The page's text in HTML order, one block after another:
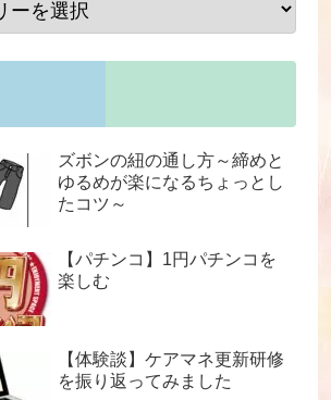
ズボンの紐の通し方～締めと
ゆるめが楽になるちょっとし
たコツ～
【パチンコ】1円パチンコを
楽しむ
【体験談】ケアマネ更新研修
を振り返ってみました